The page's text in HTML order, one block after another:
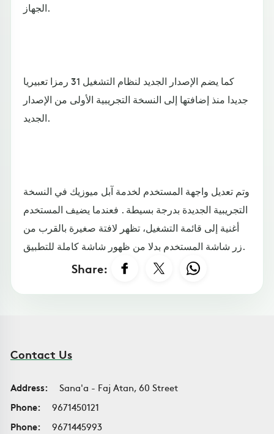
الجهاز.
كما يضم الإصدار الجديد لنظام التشغيل 31 رمزا تعبيريا
جديدا منذ إضافتها إلى النسخة التجريبية الأولى من الإصدار
الجديد.
وتم تعديل واجهة المستخدم لخدمة آبل ميوزيك في النسخة
التجريبية الجديدة بدرجة بسيطة . فعندما يضيف المستخدم
أغنية إلى قائمة التشغيل، تظهر لافتة صغيرة بالقرب من
زر شاشة المستخدم بدلا من ظهور شاشة كاملة للتطبيق.
Share:
Contact Us
Address:
Sana'a - Faj Atan, 60 Street
Phone:
9671450121
Phone:
9671445993